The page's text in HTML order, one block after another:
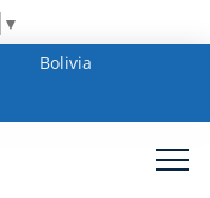
▼
Bolivia